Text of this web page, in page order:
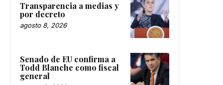
Transparencia a medias y
por decreto
agosto 8, 2026
Senado de EU confirma a
Todd Blanche como fiscal
general